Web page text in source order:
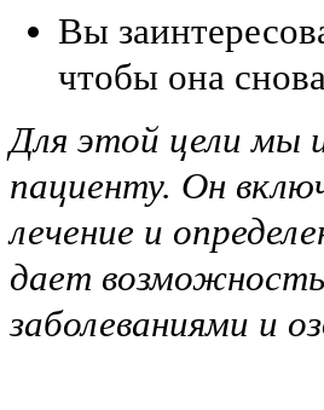
Вы
чтобы она
Для этой цели мы
пациенту. Он
лечение и
дает
заболеваниями и